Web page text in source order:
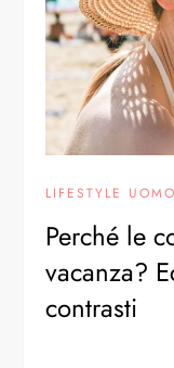
LIFESTYLE UOMO
Perché le
vacanza?
contrasti